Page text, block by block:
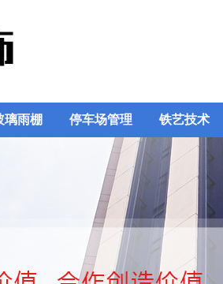
璃雨棚 停车场管理 铁艺技术